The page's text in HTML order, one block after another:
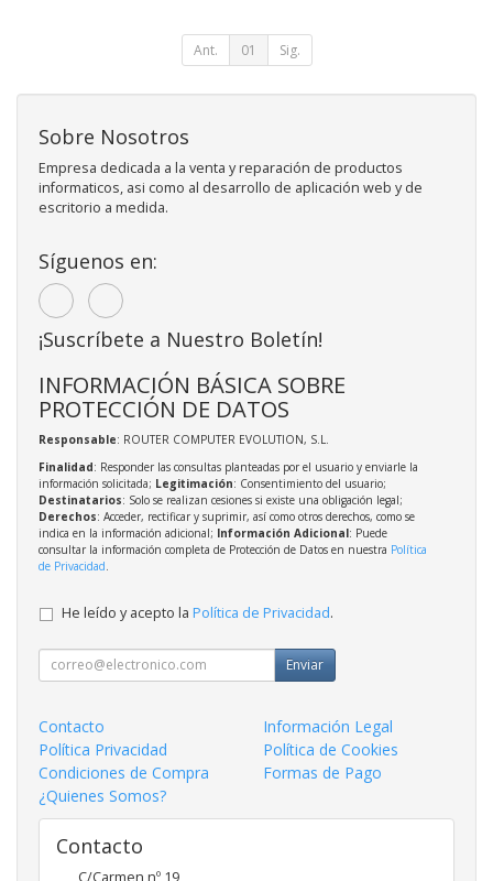
Ant. 01 Sig.
Sobre Nosotros
Empresa dedicada a la venta y reparación de productos
informaticos, asi como al desarrollo de aplicación web y de
escritorio a medida.
Síguenos en:
¡Suscríbete a Nuestro Boletín!
INFORMACIÓN BÁSICA SOBRE
PROTECCIÓN DE DATOS
Responsable: ROUTER COMPUTER EVOLUTION, S.L.
Finalidad: Responder las consultas planteadas por el usuario y enviarle la
información solicitada; Legitimación: Consentimiento del usuario;
Destinatarios: Solo se realizan cesiones si existe una obligación legal;
Derechos: Acceder, rectificar y suprimir, así como otros derechos, como se
indica en la información adicional; Información Adicional: Puede
consultar la información completa de Protección de Datos en nuestra Política
de Privacidad
He leído y acepto la Política de Privacidad.
Enviar
Contacto
Información Legal
Política Privacidad
Política de Cookies
Condiciones de Compra
Formas de Pago
¿Quienes Somos?
Contacto
C/Carmen nº 19